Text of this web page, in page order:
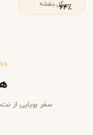
٪64گل بنفشه
سفر بویایی از